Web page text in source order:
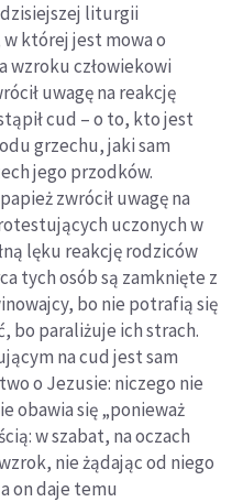
dzisiejszej liturgii
której jest mowa o
wzroku człowiekowi
uwagę na reakcję
cud – o to, kto jest
grzechu, jaki sam
jego przodków.
zwrócił uwagę na
uczonych w
lęku reakcję rodziców
tych osób są zamknięte z
bo nie potrafią się
bo paraliżuje ich strach.
na cud jest sam
o Jezusie: niczego nie
obawia się „ponieważ
w szabat, na oczach
nie żądając od niego
on daje temu